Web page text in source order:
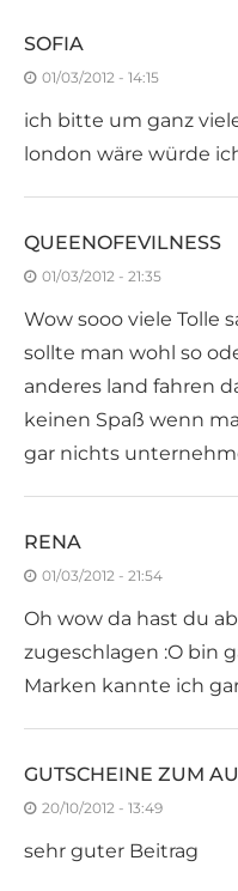
SOFIA
01/03/2012 - 14:15
ich bitte um ganz
london wäre würde
QUEENOFEVILNESS
01/03/2012 - 21:35
Wow sooo viele Tolle
sollte man wohl so
anderes land fahren
keinen Spaß wenn
gar nichts
RENA
01/03/2012 - 21:54
Oh wow da hast du
zugeschlagen :O bin
Marken kannte ich
GUTSCHEINE ZUM
20/10/2012 - 13:49
sehr guter Beitrag